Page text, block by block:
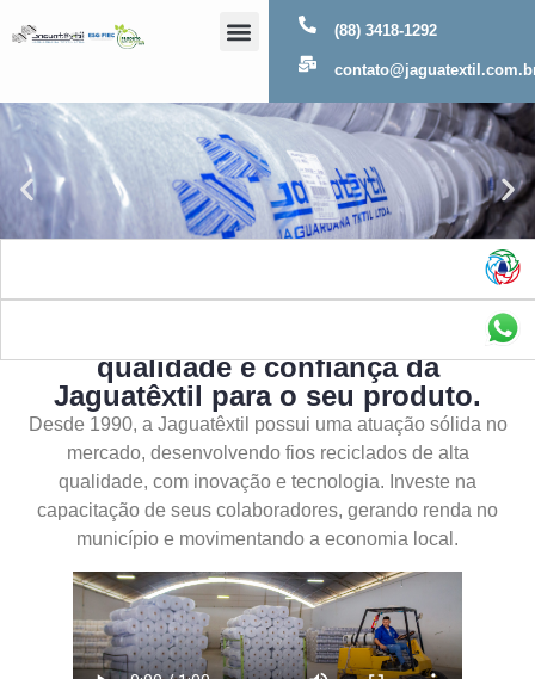
(88) 3418-1292
qualidade e confiança da
Jaguatêxtil para o seu produto.
Desde 1990, a Jaguatêxtil possui uma atuação sólida no
mercado, desenvolvendo fios reciclados de alta
qualidade, com inovação e tecnologia. Investe na
capacitação de seus colaboradores, gerando renda no
município e movimentando a economia local.